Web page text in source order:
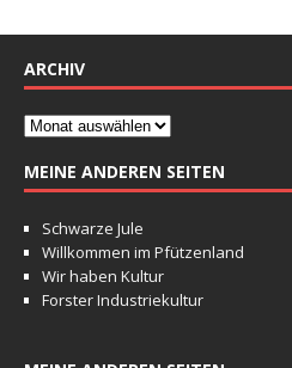
ARCHIV
MEINE ANDEREN SEITEN
Schwarze Jule
Willkommen im Pfützenland
Wir haben Kultur
Forster Industriekultur